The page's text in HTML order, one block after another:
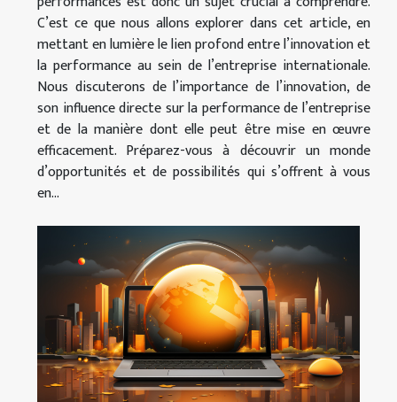
C’est ce que nous allons explorer dans cet article, en
mettant en lumière le lien profond entre l’innovation et
la performance au sein de l’entreprise internationale.
Nous discuterons de l’importance de l’innovation, de
son influence directe sur la performance de l’entreprise
et de la manière dont elle peut être mise en œuvre
efficacement. Préparez-vous à découvrir un monde
d’opportunités et de possibilités qui s’offrent à vous
en...